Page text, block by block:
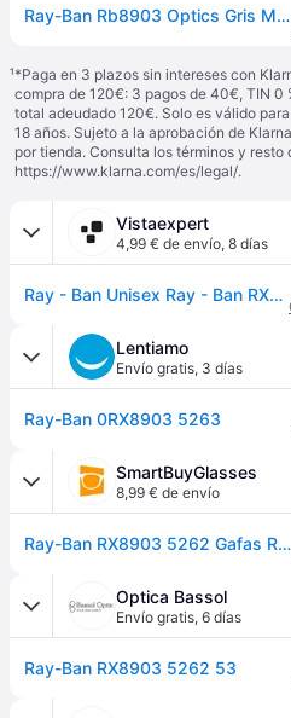
Ray-Ban Rb8903 Optics Gris Montura Transparente Lentes Polarizado 53-18
¹*Paga en 3 plazos sin intereses con
compra de 120€: 3 pagos de 40€, TIN 0
total adeudado 120€. Solo es válido
18 años. Sujeto a la aprobación de
por tienda. Consulta los términos y resto
https://www.klarna.com/es/legal/.
Vistaexpert
4,99 € de envío, 8 días
Ray - Ban Unisex Ray - Ban RX8903 5244 Monturas ópticas Inyectado Gris Transparente Cuadrada Normal
Lentiamo
Envío gratis, 3 días
Ray-Ban 0RX8903 5263
SmartBuyGlasses
8,99 € de envío
Ray-Ban RX8903 5262 Gafas Recetadas para Hombre Azules
Optica Bassol
Envío gratis, 6 días
Ray-Ban RX8903 5262 53